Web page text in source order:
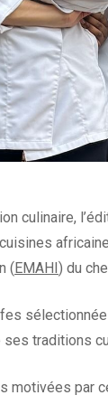
culinaire,
(EMAHI) du
traditions
motivées